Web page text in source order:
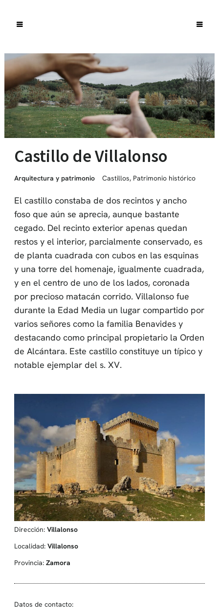
Castillo de Villalonso
Arquitectura y patrimonio Castillos, Patrimonio histórico
El castillo constaba de dos recintos y ancho
foso que aún se aprecia, aunque bastante
cegado. Del recinto exterior apenas quedan
restos y el interior, parcialmente conservado, es
de planta cuadrada con cubos en las esquinas
y una torre del homenaje, igualmente cuadrada,
y en el centro de uno de los lados, coronada
por precioso matacán corrido. Villalonso fue
durante la Edad Media un lugar compartido por
varios señores como la familia Benavides y
destacando como principal propietario la Orden
de Alcántara. Este castillo constituye un típico y
notable ejemplar del s. XV.
Dirección: Villalonso
Localidad: Villalonso
Provincia: Zamora
Datos de contacto: